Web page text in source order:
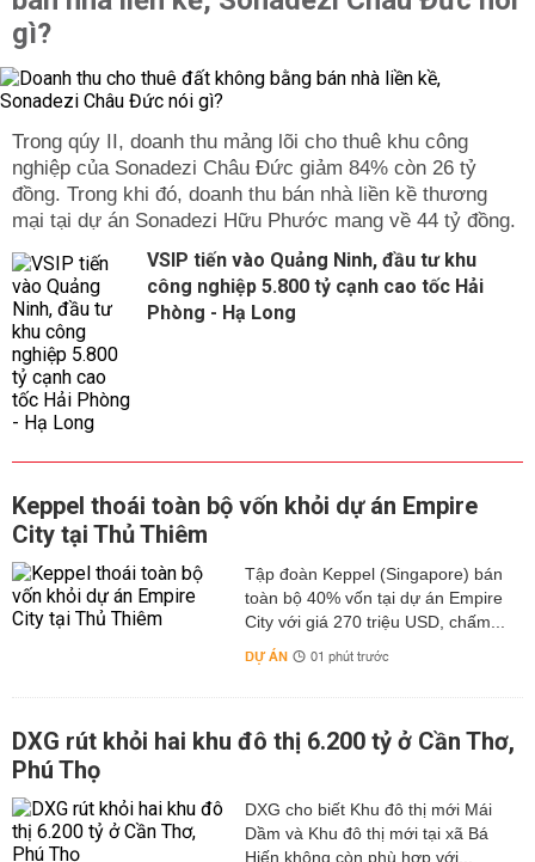
gì?
Trong qúy II, doanh thu mảng lõi cho thuê khu công
nghiệp của Sonadezi Châu Đức giảm 84% còn 26 tỷ
đồng. Trong khi đó, doanh thu bán nhà liền kề thương
mại tại dự án Sonadezi Hữu Phước mang về 44 tỷ đồng.
VSIP tiến vào Quảng Ninh, đầu tư khu
công nghiệp 5.800 tỷ cạnh cao tốc Hải
Phòng - Hạ Long
Keppel thoái toàn bộ vốn khỏi dự án Empire
City tại Thủ Thiêm
Tập đoàn Keppel (Singapore) bán
toàn bộ 40% vốn tại dự án Empire
City với giá 270 triệu USD, chấm...
DỰ ÁN 01 phút trước
DXG rút khỏi hai khu đô thị 6.200 tỷ ở Cần Thơ,
Phú Thọ
DXG cho biết Khu đô thị mới Mái
Dầm và Khu đô thị mới tại xã Bá
Hiến không còn phù hợp với...